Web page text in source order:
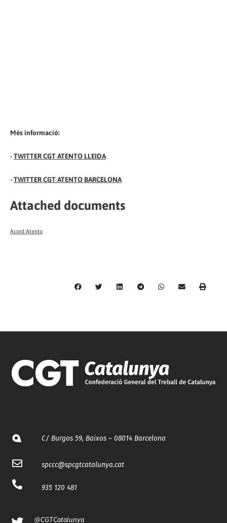
Més informació:
-TWITTER CGT ATENTO LLEIDA
-TWITTER CGT ATENTO BARCELONA
Attached documents
Acord Atento
C/ Burgos 59, Baixos – 08014 Barcelona
spccc@spcgtcatalunya.cat
935 120 481
@CGTCatalunya